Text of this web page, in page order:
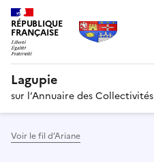
RÉPUBLIQUE
FRANÇAISE
Lagupie
sur l’Annuaire des Collectivités
Voir le fil d’Ariane